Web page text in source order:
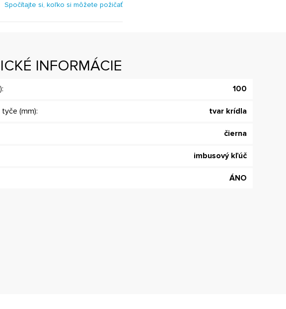
Spočítajte si, koľko si môžete požičať
INFORMÁCIE
100
(mm): tvar krídla
čierna
imbusový kľúč
ÁNO